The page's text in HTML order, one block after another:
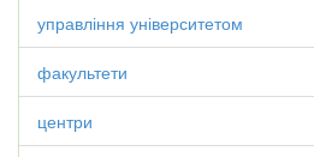
управління університетом
факультети
центри